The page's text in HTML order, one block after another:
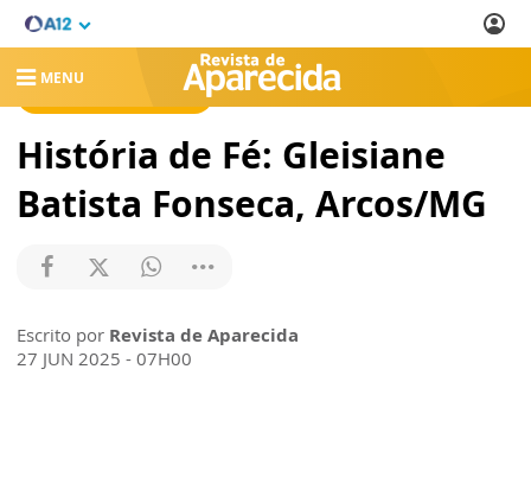
MENU
REVISTA DE APARECIDA
História de Fé: Gleisiane
Batista Fonseca, Arcos/MG
Escrito por Revista de Aparecida
27 JUN 2025 - 07H00